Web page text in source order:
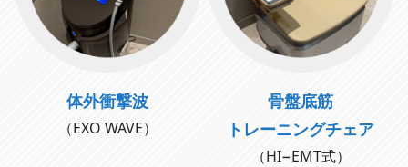
体外衝撃波
（EXO WAVE）
骨盤底筋
トレーニングチェア
（HI−EMT式）